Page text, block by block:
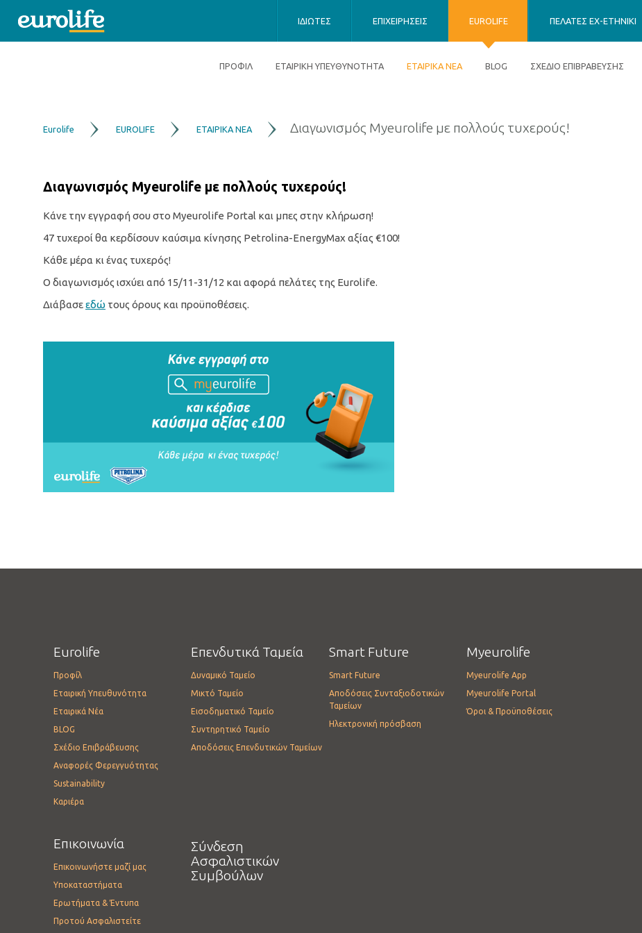
ΙΔΙΩΤΕΣ ΕΠΙΧΕΙΡΗΣΕΙΣ EUROLIFE
ΠΡΟΦΙΛ ΕΤΑΙΡΙΚΗ ΥΠΕΥΘΥΝΟΤΗΤΑ ΕΤΑΙΡΙΚΑ ΝΕΑ BLOG ΣΧΕΔΙΟ ΕΠΙΒΡΑΒΕΥΣΗΣ
ΠΕΛΑΤΕΣ EX-ETHNIKI
Eurolife EUROLIFE ΕΤΑΙΡΙΚΑ ΝΕΑ Διαγωνισμός Myeurolife με πολλούς τυχερούς!
Διαγωνισμός Myeurolife με πολλούς τυχερούς!
Κάνε την εγγραφή σου στο Myeurolife Portal και μπες στην κλήρωση!
47 τυχεροί θα κερδίσουν καύσιμα κίνησης Petrolina-EnergyMax αξίας €100!
Κάθε μέρα κι ένας τυχερός!
Ο διαγωνισμός ισχύει από 15/11-31/12 και αφορά πελάτες της Eurolife.
Διάβασεεδώ τους όρους και προϋποθέσεις.
Eurolife
Προφίλ
Εταιρική Υπευθυνότητα
Εταιρικά Νέα
BLOG
Σχέδιο Επιβράβευσης
Αναφορές Φερεγγυότητας
Sustainability
Καριέρα
Επενδυτικά Ταμεία
Δυναμικό Ταμείο
Μικτό Ταμείο
Εισοδηματικό Ταμείο
Συντηρητικό Ταμείο
Αποδόσεις Επενδυτικών Ταμείων
Smart Future
Smart Future
Αποδόσεις Συνταξιοδοτικών
Ταμείων
Ηλεκτρονική πρόσβαση
Myeurolife
Myeurolife App
Myeurolife Portal
Όροι & Προϋποθέσεις
Επικοινωνία
Επικοινωνήστε μαζί μας
Υποκαταστήματα
Ερωτήματα & Έντυπα
Προτού Ασφαλιστείτε
Σύνδεση
Ασφαλιστικών
Συμβούλων